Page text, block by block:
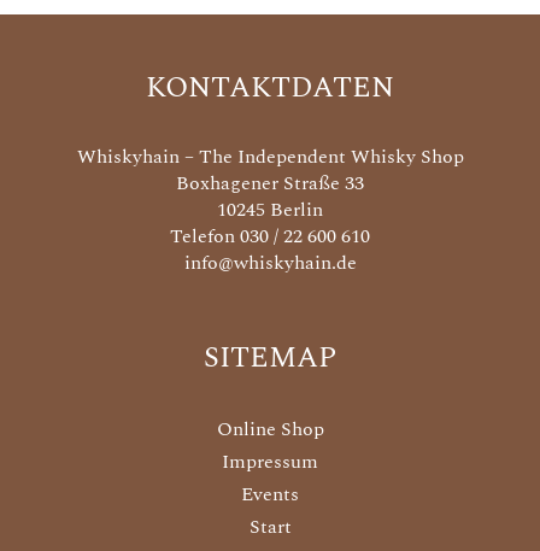
KONTAKTDATEN
Whiskyhain – The Independent Whisky Shop
Boxhagener Straße 33
10245 Berlin
Telefon 030 / 22 600 610
info@whiskyhain.de
SITEMAP
Online Shop
Impressum
Events
Start